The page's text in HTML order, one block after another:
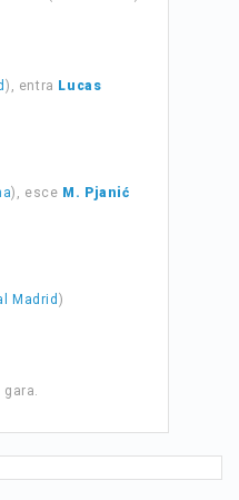
), entra Lucas
), esce M. Pjanić
Madrid )